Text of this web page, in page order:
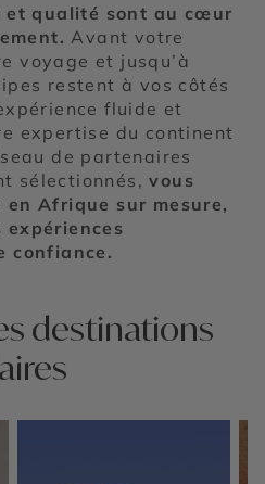
et qualité sont au cœur
Avant votre
voyage et jusqu’à
restent à vos côtés
fluide et
expertise du continent
de partenaires
sélectionnés,vous
en Afrique sur mesure,
expériences
confiance.
destinations